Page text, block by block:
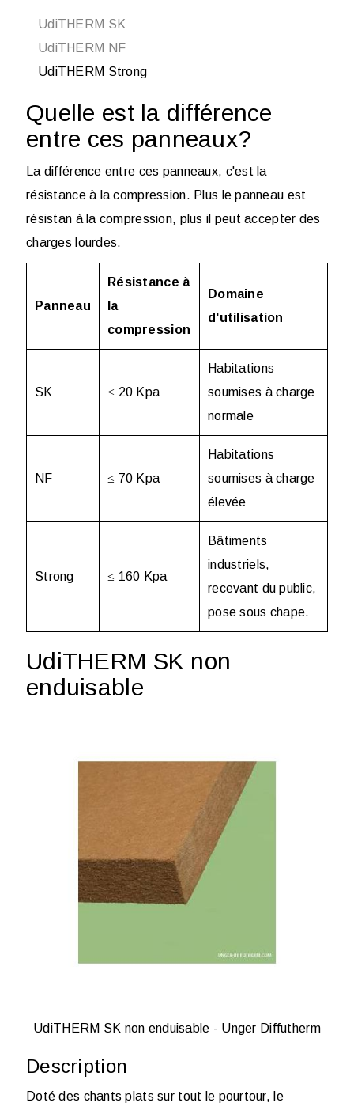
UdiTHERM SK
UdiTHERM NF
UdiTHERM Strong
Quelle est la différence
entre ces panneaux?
La différence entre ces panneaux, c'est la
résistance à la compression. Plus le panneau est
résistan à la compression, plus il peut accepter des
charges lourdes.
Panneau
Résistance à
la
compression
Domaine
d'utilisation
SK ≤ 20 Kpa
Habitations
soumises à charge
normale
NF ≤ 70 Kpa
Habitations
soumises à charge
élevée
Strong ≤ 160 Kpa
Bâtiments
industriels,
recevant du public,
pose sous chape.
UdiTHERM SK non
enduisable
UdiTHERM SK non enduisable - Unger Diffutherm
Description
Doté des chants plats sur tout le pourtour, le